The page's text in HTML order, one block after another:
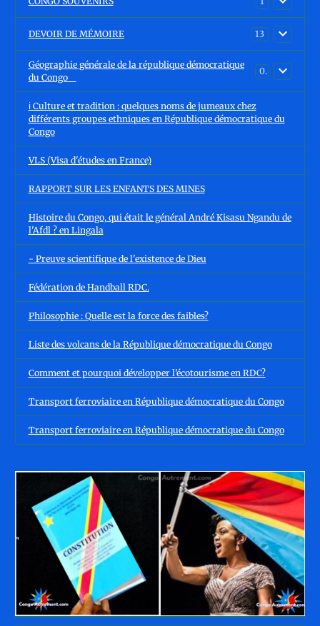
DEVOIR DE MÉMOIRE 13
Géographie générale de la république démocratique
du Congo
0
ℹ️ Culture et tradition : quelques noms de jumeaux chez
différents groupes ethniques en République démocratique du
Congo
VLS (Visa d'études en France)
RAPPORT SUR LES ENFANTS DES MINES
Histoire du Congo, qui était le général André Kisasu Ngandu de
l'Afdl ? en Lingala
- Preuve scientifique de l'existence de Dieu
Fédération de Handball RDC.
Philosophie : Quelle est la force des faibles?
Liste des volcans de la République démocratique du Congo
Comment et pourquoi développer l’écotourisme en RDC?
Transport ferroviaire en République démocratique du Congo
Transport ferroviaire en République démocratique du Congo